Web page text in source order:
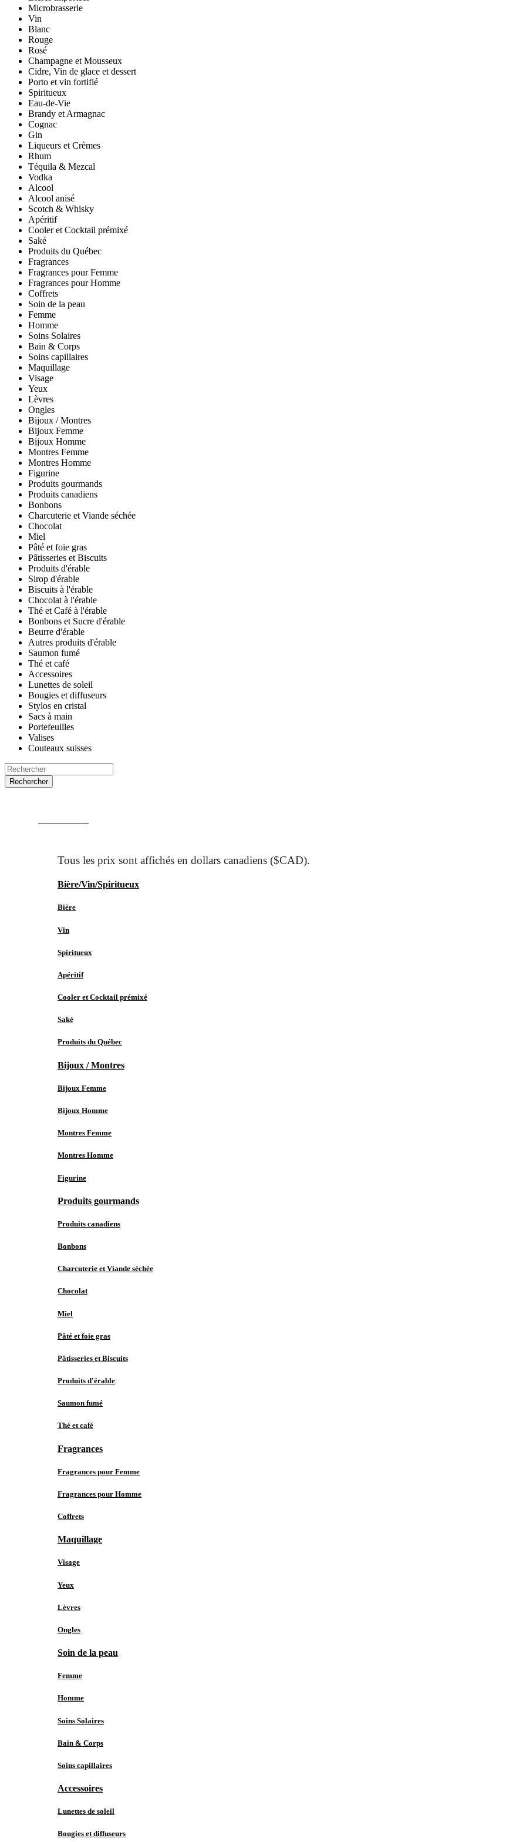
Microbrasserie
Vin
Blanc
Rouge
Rosé
Champagne et Mousseux
Cidre, Vin de glace et dessert
Porto et vin fortifié
Spiritueux
Eau-de-Vie
Brandy et Armagnac
Cognac
Gin
Liqueurs et Crèmes
Rhum
Téquila & Mezcal
Vodka
Alcool
Alcool anisé
Scotch & Whisky
Apéritif
Cooler et Cocktail prémixé
Saké
Produits du Québec
Fragrances
Fragrances pour Femme
Fragrances pour Homme
Coffrets
Soin de la peau
Femme
Homme
Soins Solaires
Bain & Corps
Soins capillaires
Maquillage
Visage
Yeux
Lèvres
Ongles
Bijoux / Montres
Bijoux Femme
Bijoux Homme
Montres Femme
Montres Homme
Figurine
Produits gourmands
Produits canadiens
Bonbons
Charcuterie et Viande séchée
Chocolat
Miel
Pâté et foie gras
Pâtisseries et Biscuits
Produits d'érable
Sirop d'érable
Biscuits à l'érable
Chocolat à l'érable
Thé et Café à l'érable
Bonbons et Sucre d'érable
Beurre d'érable
Autres produits d'érable
Saumon fumé
Thé et café
Accessoires
Lunettes de soleil
Bougies et diffuseurs
Stylos en cristal
Sacs à main
Portefeuilles
Valises
Couteaux suisses
Rechercher
Bière/Vin/Spiritueux
Bière
Vin
Spiritueux
Apéritif
Cooler et Cocktail prémixé
Saké
Produits du Québec
Bijoux / Montres
Bijoux Femme
Bijoux Homme
Montres Femme
Montres Homme
Figurine
Produits gourmands
Produits canadiens
Bonbons
Charcuterie et Viande séchée
Chocolat
Miel
Pâté et foie gras
Pâtisseries et Biscuits
Produits d'érable
Saumon fumé
Thé et café
Fragrances
Fragrances pour Femme
Fragrances pour Homme
Coffrets
Maquillage
Visage
Yeux
Lèvres
Ongles
Soin de la peau
Femme
Homme
Soins Solaires
Bain & Corps
Soins capillaires
Accessoires
Lunettes de soleil
Bougies et diffuseurs